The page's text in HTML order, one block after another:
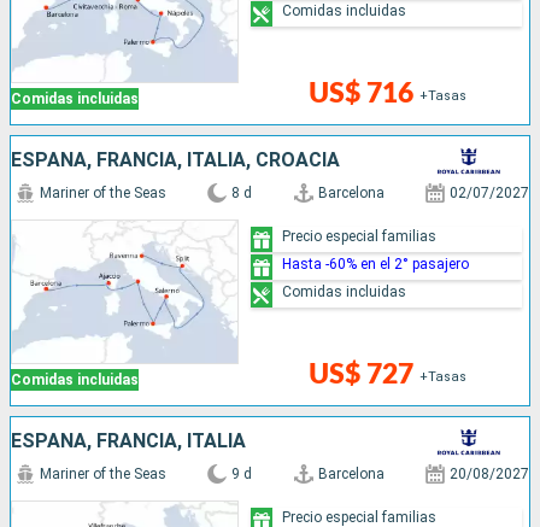
Comidas incluidas US$ 716 +Tasas
Comidas incluidas
ESPAÑA, FRANCIA, ITALIA, CROACIA
Comidas incluidas
Mariner of the Seas 8 d Barcelona 02/07/2027
US$ 727 +Tasas
Precio especial familias
Hasta -60% en el 2° pasajero
Comidas incluidas
ESPAÑA, FRANCIA, ITALIA
Mariner of the Seas 9 d Barcelona 20/08/2027
Precio especial familias